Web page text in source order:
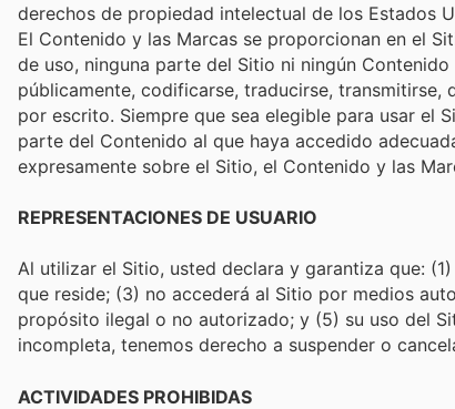
derechos de propiedad intelectual de los Estados
El Contenido y las Marcas se proporcionan en el
de uso, ninguna parte del Sitio ni ningún
públicamente, codificarse, traducirse,
por escrito. Siempre que sea elegible para usar el
parte del Contenido al que haya accedido
expresamente sobre el Sitio, el Contenido y las
REPRESENTACIONES DE USUARIO
Al utilizar el Sitio, usted declara y garantiza que:
que reside; (3) no accederá al Sitio por medios
propósito ilegal o no autorizado; y (5) su uso del
incompleta, tenemos derecho a suspender o
ACTIVIDADES PROHIBIDAS